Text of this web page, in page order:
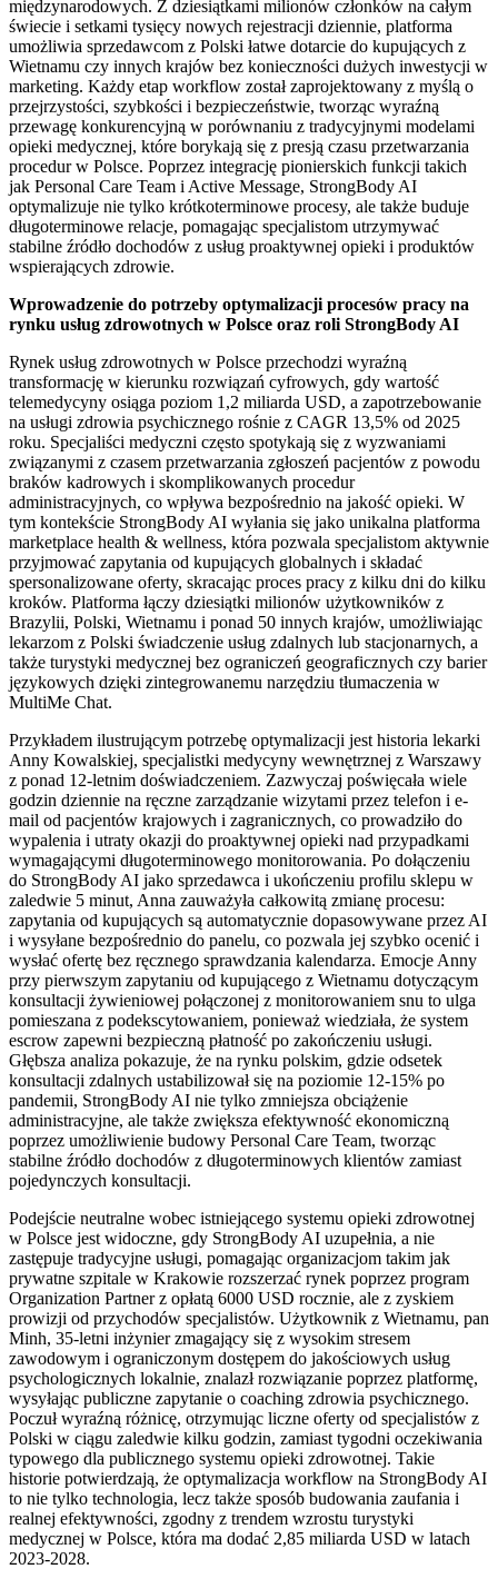
międzynarodowych. Z dziesiątkami milionów członków na całym
świecie i setkami tysięcy nowych rejestracji dziennie, platforma
umożliwia sprzedawcom z Polski łatwe dotarcie do kupujących z
Wietnamu czy innych krajów bez konieczności dużych inwestycji w
marketing. Każdy etap workflow został zaprojektowany z myślą o
przejrzystości, szybkości i bezpieczeństwie, tworząc wyraźną
przewagę konkurencyjną w porównaniu z tradycyjnymi modelami
opieki medycznej, które borykają się z presją czasu przetwarzania
procedur w Polsce. Poprzez integrację pionierskich funkcji takich
jak Personal Care Team i Active Message, StrongBody AI
optymalizuje nie tylko krótkoterminowe procesy, ale także buduje
długoterminowe relacje, pomagając specjalistom utrzymywać
stabilne źródło dochodów z usług proaktywnej opieki i produktów
wspierających zdrowie.
Wprowadzenie do potrzeby optymalizacji procesów pracy na
rynku usług zdrowotnych w Polsce oraz roli StrongBody AI
Rynek usług zdrowotnych w Polsce przechodzi wyraźną
transformację w kierunku rozwiązań cyfrowych, gdy wartość
telemedycyny osiąga poziom 1,2 miliarda USD, a zapotrzebowanie
na usługi zdrowia psychicznego rośnie z CAGR 13,5% od 2025
roku. Specjaliści medyczni często spotykają się z wyzwaniami
związanymi z czasem przetwarzania zgłoszeń pacjentów z powodu
braków kadrowych i skomplikowanych procedur
administracyjnych, co wpływa bezpośrednio na jakość opieki. W
tym kontekście StrongBody AI wyłania się jako unikalna platforma
marketplace health & wellness, która pozwala specjalistom aktywnie
przyjmować zapytania od kupujących globalnych i składać
spersonalizowane oferty, skracając proces pracy z kilku dni do kilku
kroków. Platforma łączy dziesiątki milionów użytkowników z
Brazylii, Polski, Wietnamu i ponad 50 innych krajów, umożliwiając
lekarzom z Polski świadczenie usług zdalnych lub stacjonarnych, a
także turystyki medycznej bez ograniczeń geograficznych czy barier
językowych dzięki zintegrowanemu narzędziu tłumaczenia w
MultiMe Chat.
Przykładem ilustrującym potrzebę optymalizacji jest historia lekarki
Anny Kowalskiej, specjalistki medycyny wewnętrznej z Warszawy
z ponad 12-letnim doświadczeniem. Zazwyczaj poświęcała wiele
godzin dziennie na ręczne zarządzanie wizytami przez telefon i e-
mail od pacjentów krajowych i zagranicznych, co prowadziło do
wypalenia i utraty okazji do proaktywnej opieki nad przypadkami
wymagającymi długoterminowego monitorowania. Po dołączeniu
do StrongBody AI jako sprzedawca i ukończeniu profilu sklepu w
zaledwie 5 minut, Anna zauważyła całkowitą zmianę procesu:
zapytania od kupujących są automatycznie dopasowywane przez AI
i wysyłane bezpośrednio do panelu, co pozwala jej szybko ocenić i
wysłać ofertę bez ręcznego sprawdzania kalendarza. Emocje Anny
przy pierwszym zapytaniu od kupującego z Wietnamu dotyczącym
konsultacji żywieniowej połączonej z monitorowaniem snu to ulga
pomieszana z podekscytowaniem, ponieważ wiedziała, że system
escrow zapewni bezpieczną płatność po zakończeniu usługi.
Głębsza analiza pokazuje, że na rynku polskim, gdzie odsetek
konsultacji zdalnych ustabilizował się na poziomie 12-15% po
pandemii, StrongBody AI nie tylko zmniejsza obciążenie
administracyjne, ale także zwiększa efektywność ekonomiczną
poprzez umożliwienie budowy Personal Care Team, tworząc
stabilne źródło dochodów z długoterminowych klientów zamiast
pojedynczych konsultacji.
Podejście neutralne wobec istniejącego systemu opieki zdrowotnej
w Polsce jest widoczne, gdy StrongBody AI uzupełnia, a nie
zastępuje tradycyjne usługi, pomagając organizacjom takim jak
prywatne szpitale w Krakowie rozszerzać rynek poprzez program
Organization Partner z opłatą 6000 USD rocznie, ale z zyskiem
prowizji od przychodów specjalistów. Użytkownik z Wietnamu, pan
Minh, 35-letni inżynier zmagający się z wysokim stresem
zawodowym i ograniczonym dostępem do jakościowych usług
psychologicznych lokalnie, znalazł rozwiązanie poprzez platformę,
wysyłając publiczne zapytanie o coaching zdrowia psychicznego.
Poczuł wyraźną różnicę, otrzymując liczne oferty od specjalistów z
Polski w ciągu zaledwie kilku godzin, zamiast tygodni oczekiwania
typowego dla publicznego systemu opieki zdrowotnej. Takie
historie potwierdzają, że optymalizacja workflow na StrongBody AI
to nie tylko technologia, lecz także sposób budowania zaufania i
realnej efektywności, zgodny z trendem wzrostu turystyki
medycznej w Polsce, która ma dodać 2,85 miliarda USD w latach
2023-2028.